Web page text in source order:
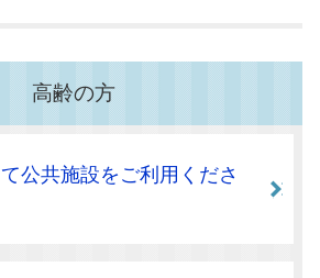
高齢の方
公共施設をご利用くださ